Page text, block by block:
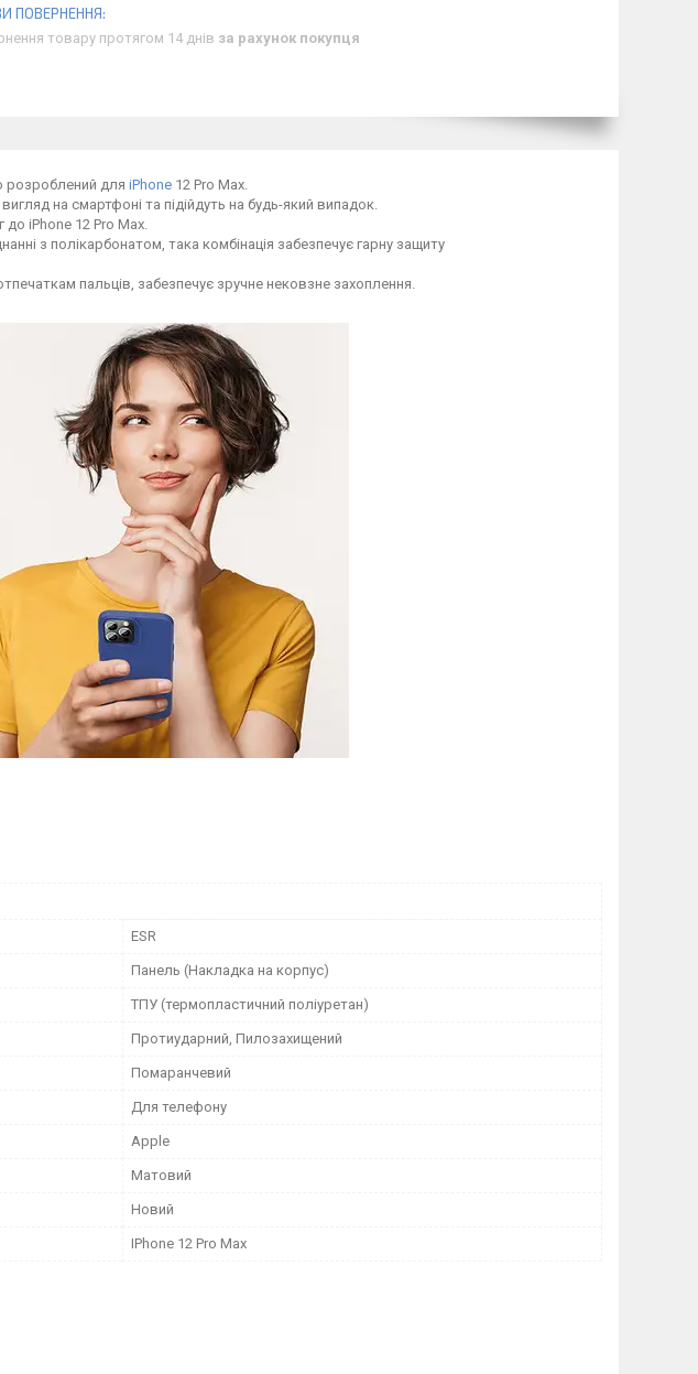
товару протягом 14 днів за рахунок покупця
розроблений для iPhone 12 Pro Max.
на смартфоні та підійдуть на будь-який випадок.
до iPhone 12 Pro Max.
з полікарбонатом, така комбінація забезпечує гарну защиту
пальців, забезпечує зручне нековзне захоплення.
ESR
Панель (Накладка на корпус)
ТПУ (термопластичний поліуретан)
Протиударний, Пилозахищений
Помаранчевий
Для телефону
Apple
Матовий
Новий
IPhone 12 Pro Max